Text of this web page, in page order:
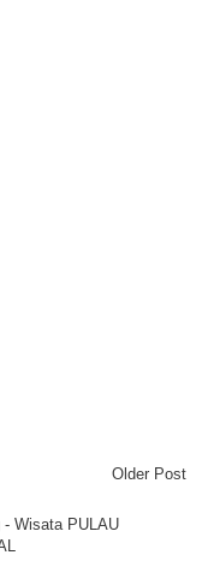
Older Post
- Wisata PULAU